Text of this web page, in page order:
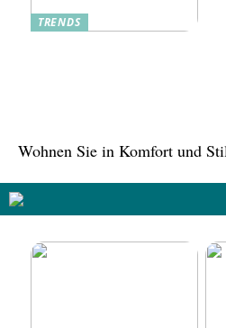
TRENDS
Wohnen Sie in Komfort und